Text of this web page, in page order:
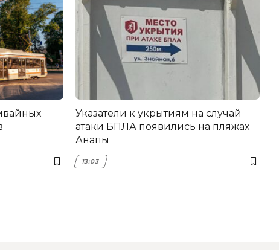
Указатели к укрытиям на случай
атаки БПЛА появились на пляжах
Анапы
13:03